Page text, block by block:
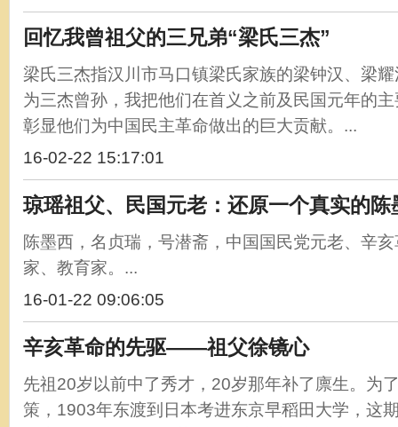
回忆我曾祖父的三兄弟“梁氏三杰”
梁氏三杰指汉川市马口镇梁氏家族的梁钟汉、梁
为三杰曾孙，我把他们在首义之前及民国元年的
彰显他们为中国民主革命做出的巨大贡献。...
16-02-22 15:17:01
琼瑶祖父、民国元老：还原一个真实的陈
陈墨西，名贞瑞，号潜斋，中国国民党元老、辛
家、教育家。...
16-01-22 09:06:05
辛亥革命的先驱——祖父徐镜心
先祖20岁以前中了秀才，20岁那年补了廪生。为
策，1903年东渡到日本考进东京早稻田大学，这